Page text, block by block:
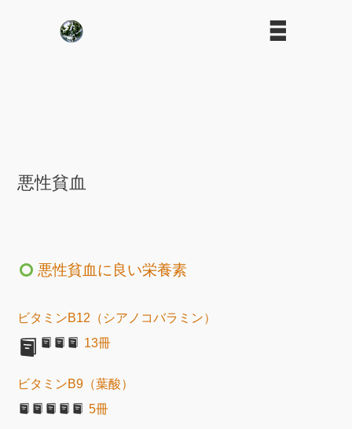
悪性貧血
悪性貧血に良い栄養素
ビタミンB12（シアノコバラミン）
13冊
ビタミンB9（葉酸）
5冊